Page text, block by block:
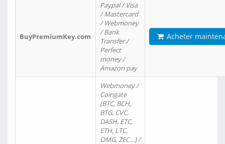
BuyPremiumKey.com
Paypal / Visa
/ Mastercard
/ Webmoney
/ Bank
Transfer /
Perfect
money /
Amazon pay
Acheter
Webmoney /
Coingate
(BTC, BCH,
BTG, CVC,
DASH, ETC,
ETH, LTC,
OMG, ZEC…) /